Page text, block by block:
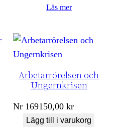
Läs mer
Arbetarrörelsen och
Ungernkrisen
Nr 169150,00kr
Lägg till i varukorg